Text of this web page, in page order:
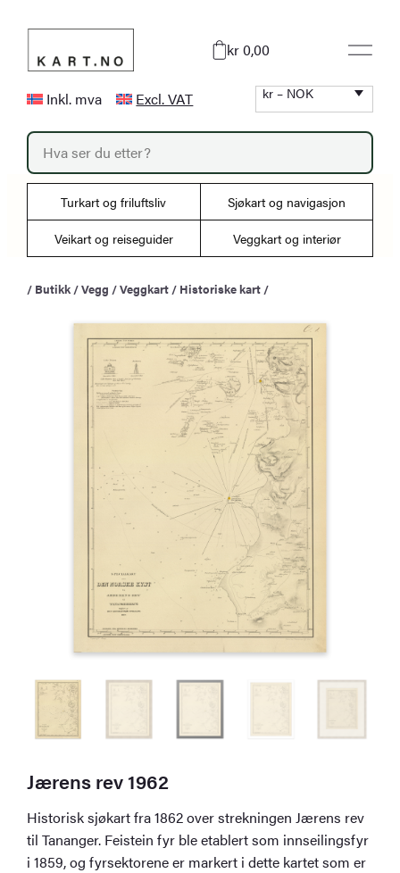
innhold
kr 0,00
Inkl. mva Excl. VAT kr – NOK
P
o
d
t
r
Turkart og friluftsliv Sjøkart og navigasjon
Veikart og reiseguider Veggkart og interiør
/ Butikk /Vegg /Veggkart / Historiske kart /
Jærens rev 1962
Historisk sjøkart fra 1862 over strekningen Jærens rev
til Tananger. Feistein fyr ble etablert som innseilingsfyr
i 1859, og fyrsektorene er markert i dette kartet som er